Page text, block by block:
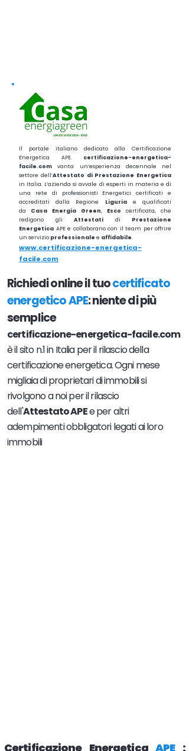
Il portale italiano dedicato alla Certificazione
Energetica APE. certificazione-energetica-
facile.com vanta un’esperienza decennale nel
settore dell’Attestato di Prestazione Energetica
in Italia. L’azienda si avvale di esperti in materia e di
una rete di professionisti Energetici certificati e
accreditati dalla Regione
Liguria e qualificati
da Casa Energia Green, Esco certificata, che
redigono gli Attestati di Prestazione
Energetica APE e collaborano con il team per offrire
un servizio professionale e affidabile.
www.certificazione-energetica-
facile.com
Richiedi online il tuocertificato
energetico APE: niente di più
semplice
certificazione-energetica-facile.com
è il sito n.1 in Italia per il rilascio della
certificazione energetica. Ogni mese
migliaia di proprietari di immobili si
rivolgono a noi per il rilascio
dell'Attestato APEe per altri
adempimenti obbligatori legati ai loro
immobili
Certificazione EnergeticaAPE: